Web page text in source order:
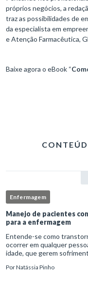
próprios negócios, a
traz as possibilidades de
da especialista em
e Atenção Farmacêutica,
Baixe agora o eBook “
Enfermagem
Manejo de pacientes
para a enfermagem
Entende-se como
ocorrer em qualquer
idade, que gerem
PorNatássia Pinho